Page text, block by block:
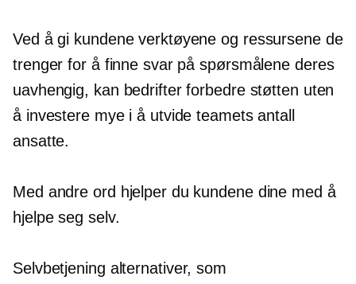
Ved å gi kundene verktøyene og ressursene de
trenger for å finne svar på spørsmålene deres
uavhengig, kan bedrifter forbedre støtten uten
å investere mye i å utvide teamets antall
ansatte.
Med andre ord hjelper du kundene dine med å
hjelpe seg selv.
Selvbetjening alternativer, som